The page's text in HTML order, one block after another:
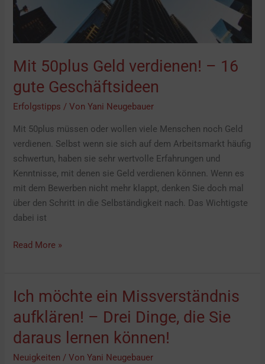
Mit 50plus Geld verdienen! – 16
gute Geschäftsideen
Erfolgstipps / VonYani Neugebauer
Mit 50plus müssen oder wollen viele Menschen noch Geld
verdienen. Selbst wenn sie sich auf dem Arbeitsmarkt häufig
schwertun, haben sie sehr wertvolle Erfahrungen und
Kenntnisse, mit denen sie Geld verdienen können. Wenn es
mit dem Bewerben nicht mehr klappt, denken Sie doch mal
über den Schritt in die Selbständigkeit nach. Das Wichtigste
dabei ist
Read More »
Ich möchte ein Missverständnis
aufklären! – Drei Dinge, die Sie
daraus lernen können!
Neuigkeiten / VonYani Neugebauer
Ich
möchte
ein
Missverständnis
aufklären!